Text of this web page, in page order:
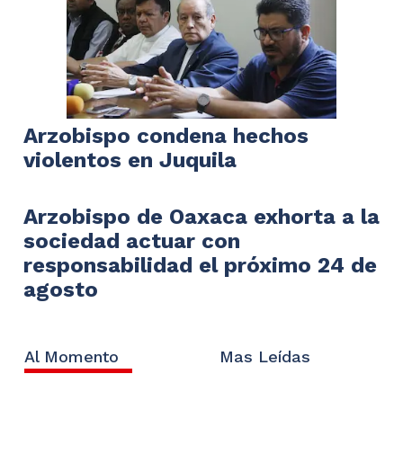
Arzobispo condena hechos
violentos en Juquila
Arzobispo de Oaxaca exhorta a la
sociedad actuar con
responsabilidad el próximo 24 de
agosto
Al Momento Mas Leídas